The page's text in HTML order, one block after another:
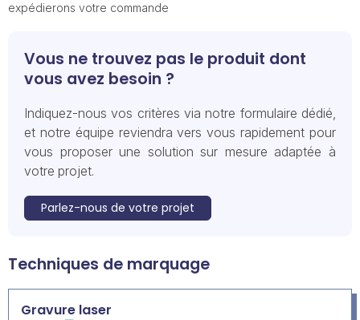
expédierons votre commande
Vous ne trouvez pas le produit dont
vous avez besoin ?
Indiquez-nous vos critères via notre formulaire dédié,
et notre équipe reviendra vers vous rapidement pour
vous proposer une solution sur mesure adaptée à
votre projet.
Parlez-nous de votre projet
Techniques de marquage
Gravure laser